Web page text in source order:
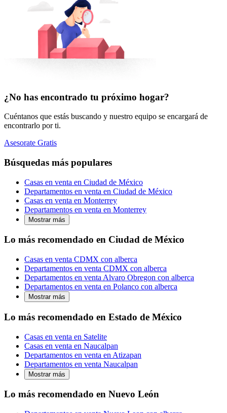
¿No has encontrado tu próximo hogar?
Cuéntanos que estás buscando y nuestro equipo se encargará de
encontrarlo por ti.
Asesorate Gratis
Búsquedas más populares
Casas en venta en Ciudad de México
Departamentos en venta en Ciudad de México
Casas en venta en Monterrey
Departamentos en venta en Monterrey
Mostrar más
Lo más recomendado en Ciudad de México
Casas en venta CDMX con alberca
Departamentos en venta CDMX con alberca
Departamentos en venta Alvaro Obregon con alberca
Departamentos en venta en Polanco con alberca
Mostrar más
Lo más recomendado en Estado de México
Casas en venta en Satelite
Casas en venta en Naucalpan
Departamentos en venta en Atizapan
Departamentos en venta Naucalpan
Mostrar más
Lo más recomendado en Nuevo León